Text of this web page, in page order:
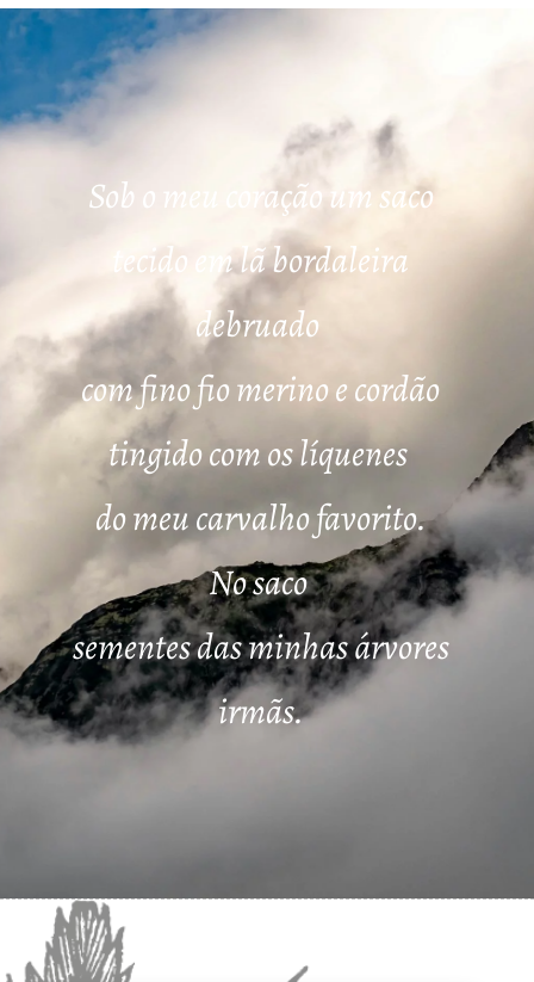
Sob o meu coração um saco
tecido em lã bordaleira
debruado
com fino fio merino e cordão
tingido com os líquenes
do meu carvalho favorito.
No saco
sementes das minhas árvores
irmãs.